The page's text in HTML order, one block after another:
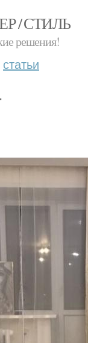
/ СТИЛЬ
решения!
статьи